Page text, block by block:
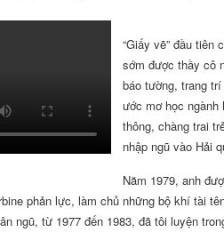
“Giấy vẽ” đầu tiên
sớm được thầy cô
báo tường, trang
ước mơ học ngành
thông, chàng trai
nhập ngũ vào Hải
Năm 1979, anh
phản lực, làm chủ những bộ khí tài
ngũ, từ 1977 đến 1983, đã tôi luyện